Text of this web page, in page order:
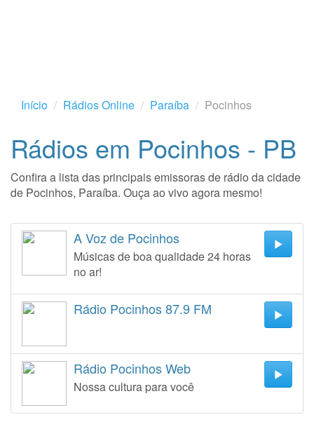
Início Rádios Online Paraíba Pocinhos
Rádios em Pocinhos - PB
Confira a lista das principais emissoras de rádio da cidade
de Pocinhos, Paraíba. Ouça ao vivo agora mesmo!
A Voz de Pocinhos
Músicas de boa qualidade 24 horas
no ar!
Rádio Pocinhos 87.9 FM
Rádio Pocinhos Web
Nossa cultura para você